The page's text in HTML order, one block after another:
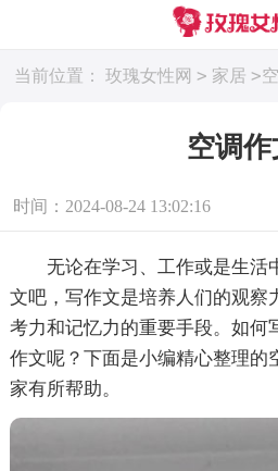
当前位置： 玫瑰女性网 > 家居 >
空调作
时间：2024-08-24 13:02:16
无论在学习、工作或是生活
文吧，写作文是培养人们的观察
考力和记忆力的重要手段。如何
作文呢？下面是小编精心整理的
家有所帮助。